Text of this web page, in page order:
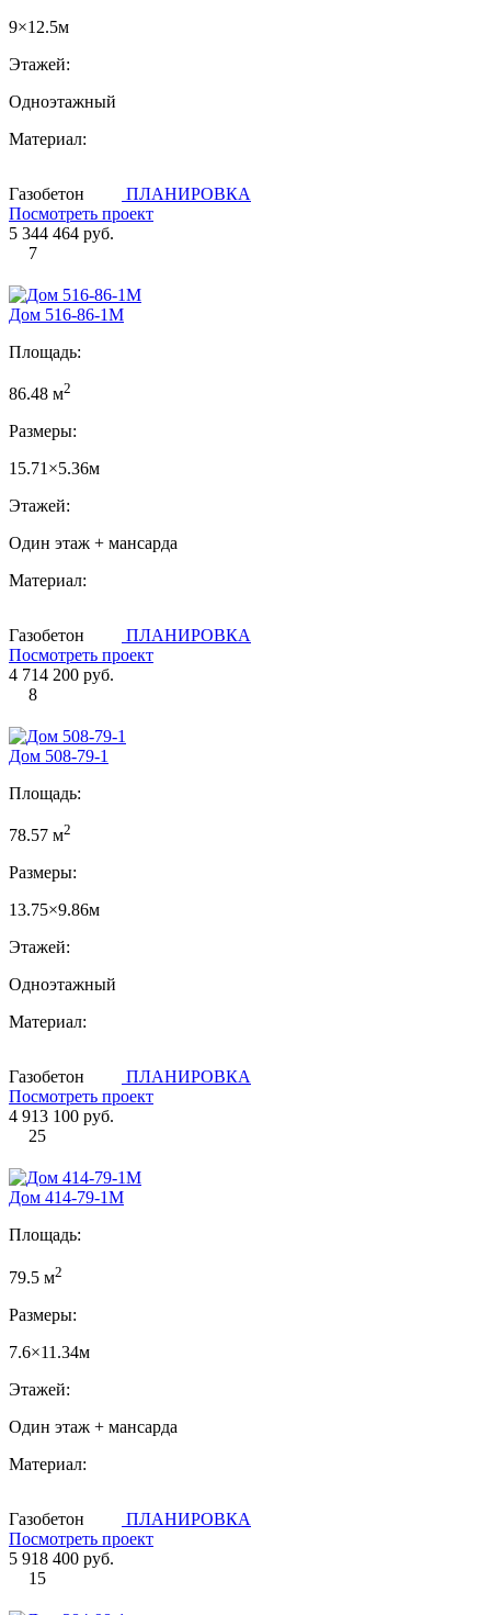
9×12.5м
Этажей:
Одноэтажный
Материал:
Газобетон
ПЛАНИРОВКА
Посмотреть проект
5 344 464 руб.
7
Дом 516-86-1М
Площадь:
86.48 м2
Размеры:
15.71×5.36м
Этажей:
Один этаж + мансарда
Материал:
Газобетон
ПЛАНИРОВКА
Посмотреть проект
4 714 200 руб.
8
Дом 508-79-1
Площадь:
78.57 м2
Размеры:
13.75×9.86м
Этажей:
Одноэтажный
Материал:
Газобетон
ПЛАНИРОВКА
Посмотреть проект
4 913 100 руб.
25
Дом 414-79-1М
Площадь:
79.5 м2
Размеры:
7.6×11.34м
Этажей:
Один этаж + мансарда
Материал:
Газобетон
ПЛАНИРОВКА
Посмотреть проект
5 918 400 руб.
15